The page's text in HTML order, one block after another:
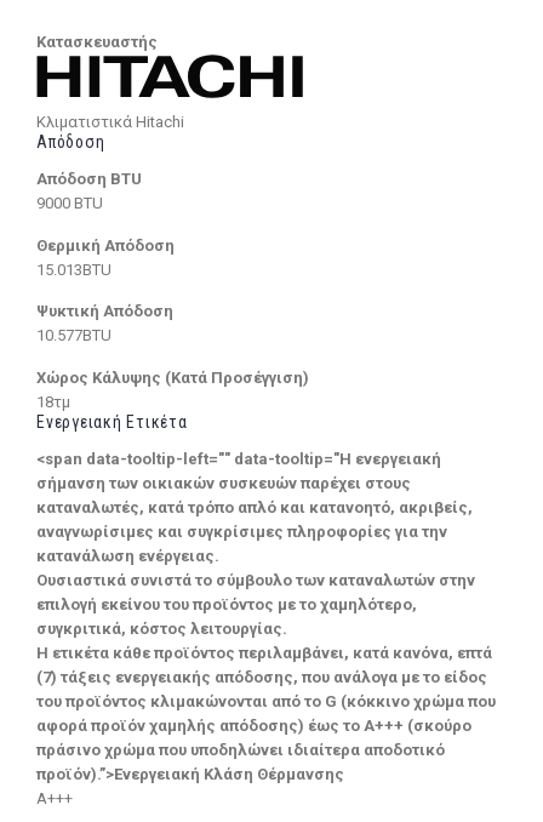
Κατασκευαστής
Κλιματιστικά Hitachi
Απόδοση
Απόδοση BTU
9000 BTU
Θερμική Απόδοση
15.013BTU
Ψυκτική Απόδοση
10.577BTU
Χώρος Κάλυψης (Κατά Προσέγγιση)
18τμ
Ενεργειακή Ετικέτα
<span data-tooltip-left="" data-tooltip="Η ενεργειακή
σήμανση των οικιακών συσκευών παρέχει στους
καταναλωτές, κατά τρόπο απλό και κατανοητό, ακριβείς,
αναγνωρίσιμες και συγκρίσιμες πληροφορίες για την
κατανάλωση ενέργειας.
Ουσιαστικά συνιστά το σύμβουλο των καταναλωτών στην
επιλογή εκείνου του προϊόντος με το χαμηλότερο,
συγκριτικά, κόστος λειτουργίας.
Η ετικέτα κάθε προϊόντος περιλαμβάνει, κατά κανόνα, επτά
(7) τάξεις ενεργειακής απόδοσης, που ανάλογα με το είδος
του προϊόντος κλιμακώνονται από το G (κόκκινο χρώμα που
αφορά προϊόν χαμηλής απόδοσης) έως το Α+++ (σκούρο
πράσινο χρώμα που υποδηλώνει ιδιαίτερα αποδοτικό
προϊόν).”>Ενεργειακή Κλάση Θέρμανσης
A+++